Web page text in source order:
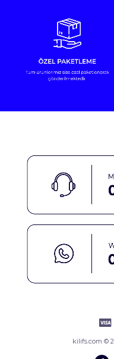
kilifs.com ©